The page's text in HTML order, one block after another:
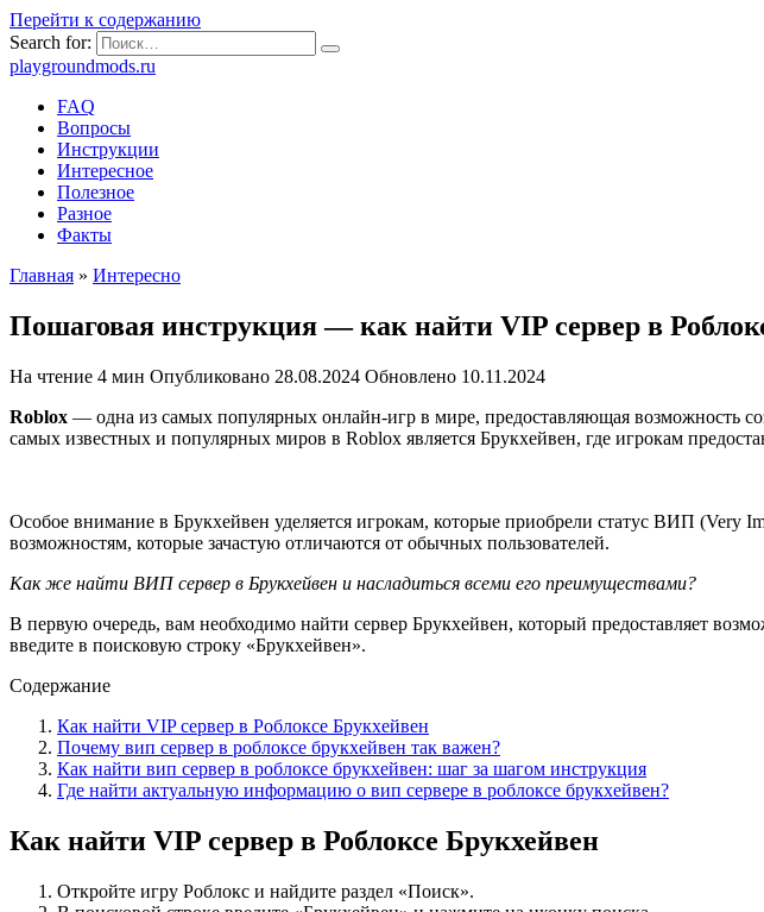
Перейти к содержанию
Search for:
playgroundmods.ru
FAQ
Вопросы
Инструкции
Интересное
Полезное
Разное
Факты
Главная » Интересно
Пошаговая инструкция — как найти VIP сервер в
На чтение 4 мин Опубликовано 28.08.2024 Обновлено 10.11.2024
Roblox — одна из самых популярных онлайн-игр в мире, предоставляющая возможность
самых известных и популярных миров в Roblox является Брукхейвен, где игрокам
Особое внимание в Брукхейвен уделяется игрокам, которые приобрели статус ВИП (Very
возможностям, которые зачастую отличаются от обычных пользователей.
Как же найти ВИП сервер в Брукхейвен и насладиться всеми его преимуществами?
В первую очередь, вам необходимо найти сервер Брукхейвен, который предоставляет
введите в поисковую строку «Брукхейвен».
Содержание
Как найти VIP сервер в Роблоксе Брукхейвен
Почему вип сервер в роблоксе брукхейвен так важен?
Как найти вип сервер в роблоксе брукхейвен: шаг за шагом инструкция
Где найти актуальную информацию о вип сервере в роблоксе брукхейвен?
Как найти VIP сервер в Роблоксе Брукхейвен
Откройте игру Роблокс и найдите раздел «Поиск».